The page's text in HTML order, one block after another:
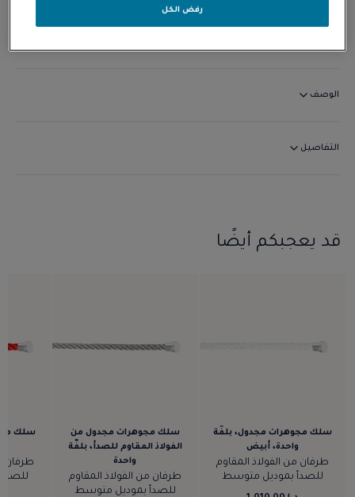
التوافر في المتجر
الوصف
التفاصيل
قد يعجبكم أيضًا
سلك مجوهرات مجدول، بلفّة
واحدة، أبيض
طرفان من الفولاذ المقاوم
للصدأ بموديل متوسط
سلك مجوهرات مجدول من
الفولاذ المقاوم للصدأ، بلفّة
واحدة
طرفان من الفولاذ المقاوم
للصدأ بموديل متوسط
سلك
طرفان
رفض الكل